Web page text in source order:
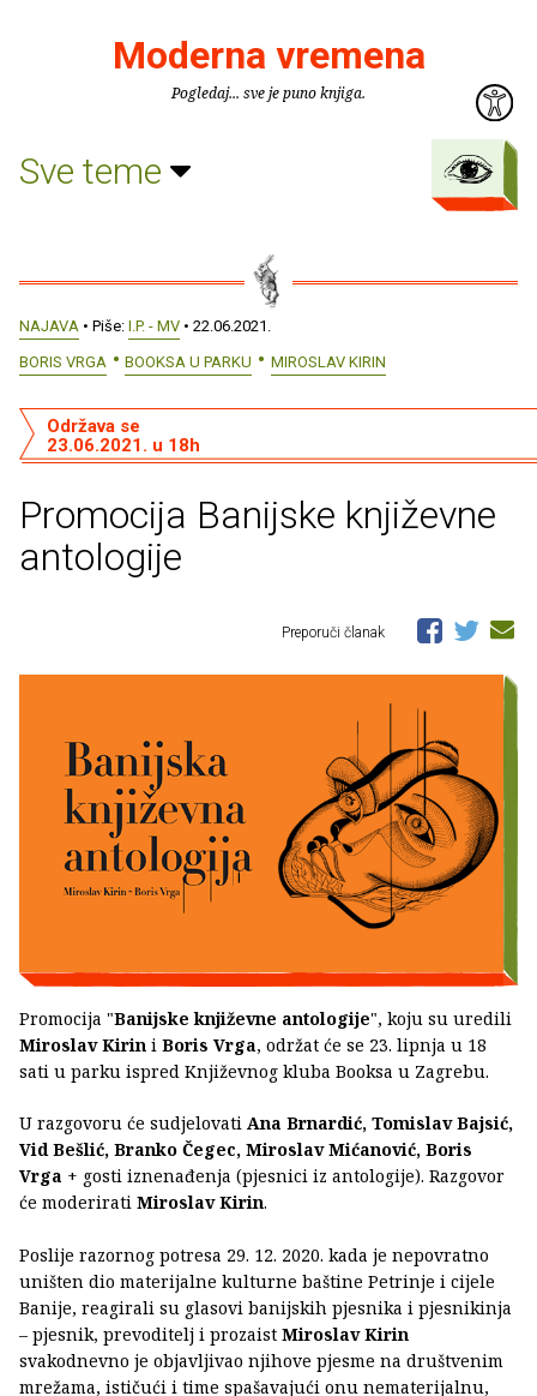
Moderna vremena
Pogledaj... sve je puno knjiga.
Sve teme
NAJAVA • Piše: I.P. - MV • 22.06.2021.
BORIS VRGA
BOOKSA U PARKU MIROSLAV KIRIN
Promocija Banijske književne
antologije
Održava se
23.06.2021. u 18h
Preporuči članak
Promocija "Banijske književne antologije", koju su uredili
Miroslav Kirin i Boris Vrga, održat će se 23. lipnja u 18
sati u parku ispred Književnog kluba Booksa u Zagrebu.
U razgovoru će sudjelovati Ana Brnardić, Tomislav Bajsić,
Vid Bešlić, Branko Čegec, Miroslav Mićanović, Boris
Vrga + gosti iznenađenja (pjesnici iz antologije). Razgovor
će moderirati Miroslav Kirin.
Poslije razornog potresa 29. 12. 2020. kada je nepovratno
uništen dio materijalne kulturne baštine Petrinje i cijele
Banije, reagirali su glasovi banijskih pjesnika i pjesnikinja
– pjesnik, prevoditelj i prozaist Miroslav Kirin
svakodnevno je objavljivao njihove pjesme na društvenim
mrežama, ističući i time spašavajući onu nematerijalnu,